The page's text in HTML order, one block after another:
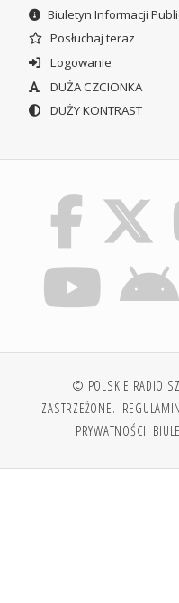
Biuletyn Informacji
Posłuchaj teraz
Logowanie
DUŻA CZCIONKA
DUŻY KONTRAST
© POLSKIE RADIO
ZASTRZEŻONE.
PRYWATNOŚCI